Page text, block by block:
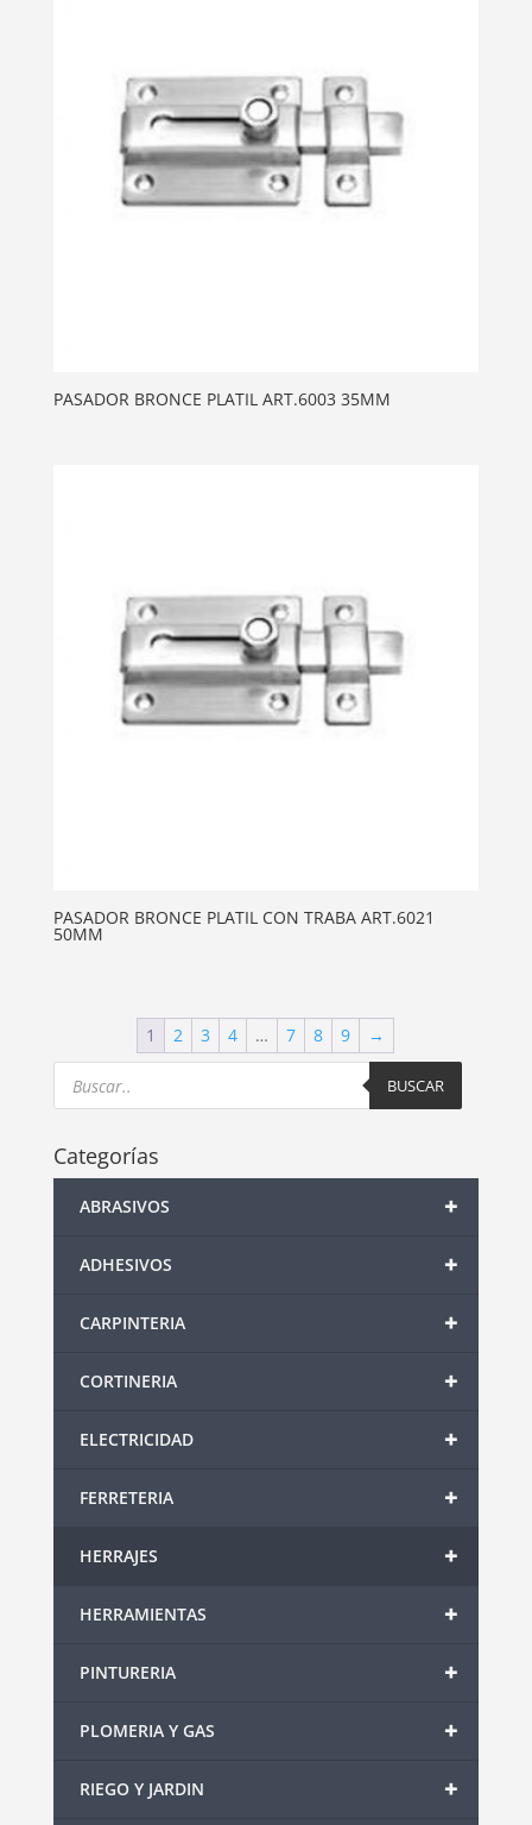
PASADOR BRONCE PLATIL ART.6003 35MM
PASADOR BRONCE PLATIL CON TRABA ART.6021
50MM
1 2 3 4 … 7 8 9
→
Products
search BUSCAR
Categorías
+
ABRASIVOS
+
ADHESIVOS
+
CARPINTERIA
+
CORTINERIA
+
ELECTRICIDAD
+
FERRETERIA
+
HERRAJES
+
HERRAMIENTAS
+
PINTURERIA
+
PLOMERIA Y GAS
+
RIEGO Y JARDIN